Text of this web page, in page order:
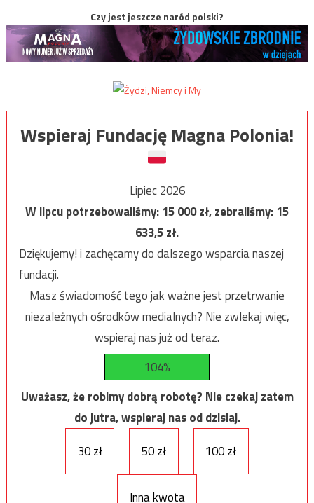
Czy jest jeszcze naród polski?
Wspieraj Fundację Magna Polonia!
Lipiec 2026
W lipcu potrzebowaliśmy:15 000zł, zebraliśmy:15
633,5zł.
Dziękujemy! i zachęcamy do dalszego wsparcia naszej
fundacji.
Masz świadomość tego jak ważne jest przetrwanie
niezależnych ośrodków medialnych? Nie zwlekaj więc,
wspieraj nas już od teraz.
104%
Uważasz, że robimy dobrą robotę? Nie czekaj zatem
do jutra, wspieraj nas od dzisiaj.
30 zł
50 zł 100 zł
Inna kwota